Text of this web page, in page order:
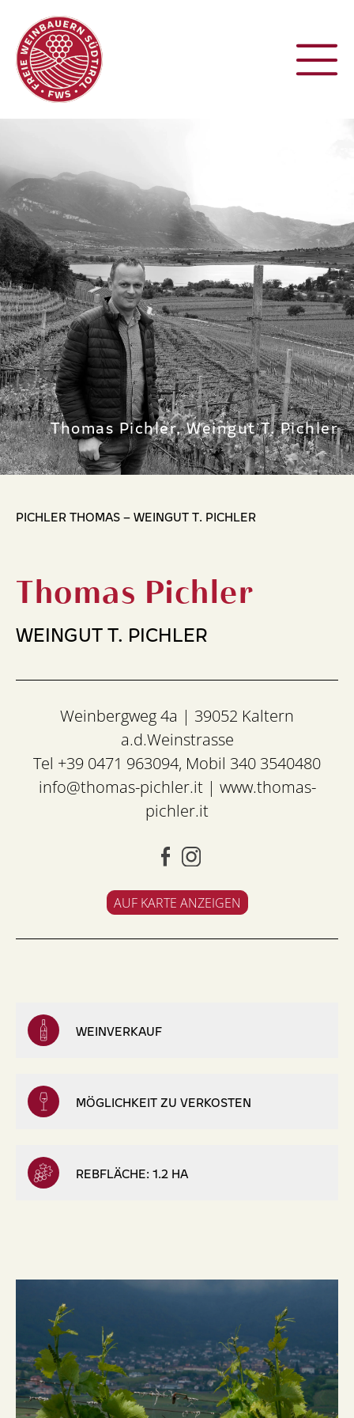
Thomas Pichler, Weingut T. Pichler
PICHLER THOMAS – WEINGUT T. PICHLER
Thomas Pichler
WEINGUT T. PICHLER
Weinbergweg 4a | 39052 Kaltern
a.d.Weinstrasse
Tel +39 0471 963094, Mobil 340 3540480
info@thomas-pichler.it| www.thomas-
pichler.it
AUF KARTE ANZEIGEN
WEINVERKAUF
MÖGLICHKEIT ZU VERKOSTEN
REBFLÄCHE: 1.2 HA